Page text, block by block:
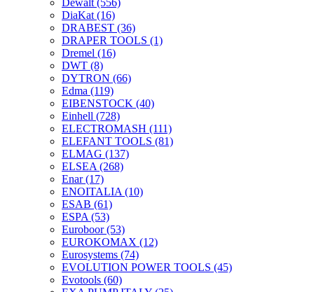
Dewalt (556)
DiaKat (16)
DRABEST (36)
DRAPER TOOLS (1)
Dremel (16)
DWT (8)
DYTRON (66)
Edma (119)
EIBENSTOCK (40)
Einhell (728)
ELECTROMASH (111)
ELEFANT TOOLS (81)
ELMAG (137)
ELSEA (268)
Enar(17)
ENOITALIA (10)
ESAB (61)
ESPA (53)
Euroboor(53)
EUROKOMAX (12)
Eurosystems (74)
EVOLUTION POWER TOOLS (45)
Evotools (60)